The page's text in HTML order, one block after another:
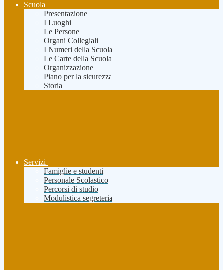
Scuola
Presentazione
I Luoghi
Le Persone
Organi Collegiali
I Numeri della Scuola
Le Carte della Scuola
Organizzazione
Piano per la sicurezza
Storia
Servizi
Famiglie e studenti
Personale Scolastico
Percorsi di studio
Modulistica segreteria